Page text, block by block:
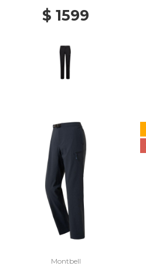
$ 1599
Montbell